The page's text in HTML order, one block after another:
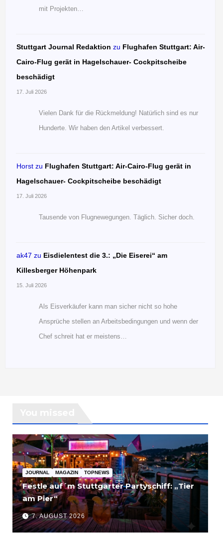
mit Projekten…
Stuttgart Journal Redaktion zu Flughafen Stuttgart: Air-
Cairo-Flug gerät in Hagelschauer- Cockpitscheibe
beschädigt
17. Juli 2026
Vielen Dank für die Rückmeldung! Natürlich sind es nur
Hunderte. Wir haben den Artikel verbessert.
Horst zu Flughafen Stuttgart: Air-Cairo-Flug gerät in
Hagelschauer- Cockpitscheibe beschädigt
17. Juli 2026
Tausende von Flugnewegungen. Täglich. Sicher doch.
ak47 zu Eisdielentest die 3.: „Die Eiserei“ am
Killesberger Höhenpark
15. Juli 2026
Als Eisverkäufer kann man sicher nicht so hohe
Ansprüche stellen an Arbeitsbedingungen und wenn der
Chef schreit hat er meistens…
JOURNAL MAGAZIN TOPNEWS
Festle auf´m Stuttgarter Partyschiff: „Tier
am Pier“
7. AUGUST 2026